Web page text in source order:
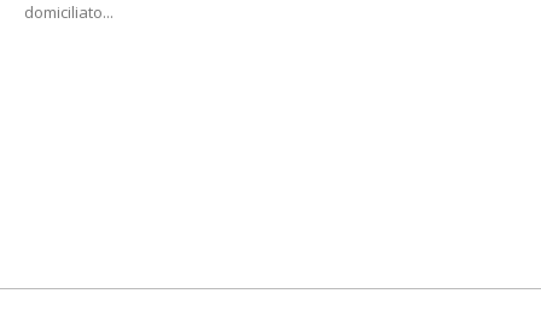
domiciliato...